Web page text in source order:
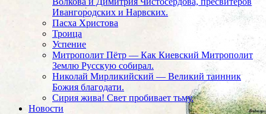
Ивангородских и Нарвских.
Пасха Христова
Троица
Успение
Митрополит Пётр — Как Киевский Митрополит
Землю Русскую собирал.
Николай Мирликийский — Великий таинник
Божия благодати.
Сирия жива! Свет пробивает тьму.
Новости